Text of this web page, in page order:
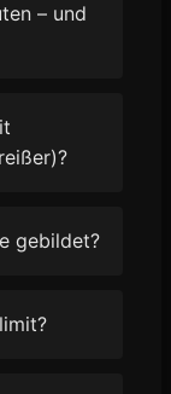
– und
gebildet?